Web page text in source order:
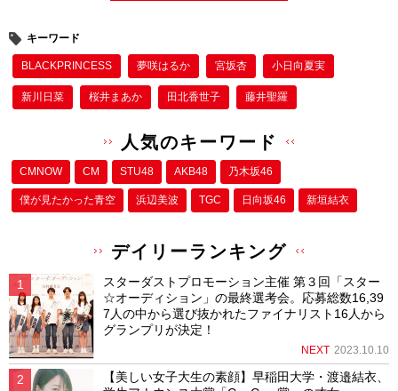
キーワード
BLACKPRINCESS 夢咲はるか 宮坂杏 小日向夏実
新川日菜 桜井まあか 田北香世子 藤井聖羅
人気のキーワード
CMNOW CM STU48 AKB48 乃木坂46
僕が⾒たかった⻘空 浜辺美波 TGC 日向坂46 新垣結衣
デイリーランキング
スターダストプロモーション主催 第３回「スター
☆オーディション」の最終選考会。応募総数16,39
7人の中から選び抜かれたファイナリスト16人から
グランプリが決定！
NEXT 2023.10.10
【美しい女子大生の素顔】早稲田大学・渡邉結衣、